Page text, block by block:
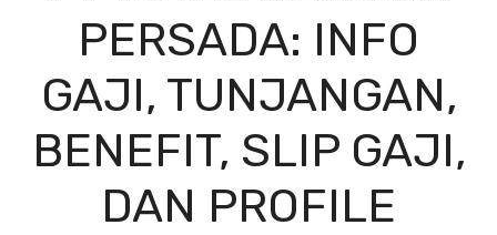
PERSADA: INFO
GAJI, TUNJANGAN,
BENEFIT, SLIP GAJI,
DAN PROFILE